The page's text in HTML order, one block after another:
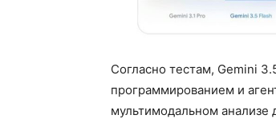
Согласно тестам, Gemini
программированием и
мультимодальном